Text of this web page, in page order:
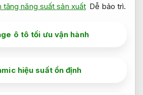
năng suất sản xuất Dễ bảo trì.
ô tô tối ưu vận hành
hiệu suất ổn định